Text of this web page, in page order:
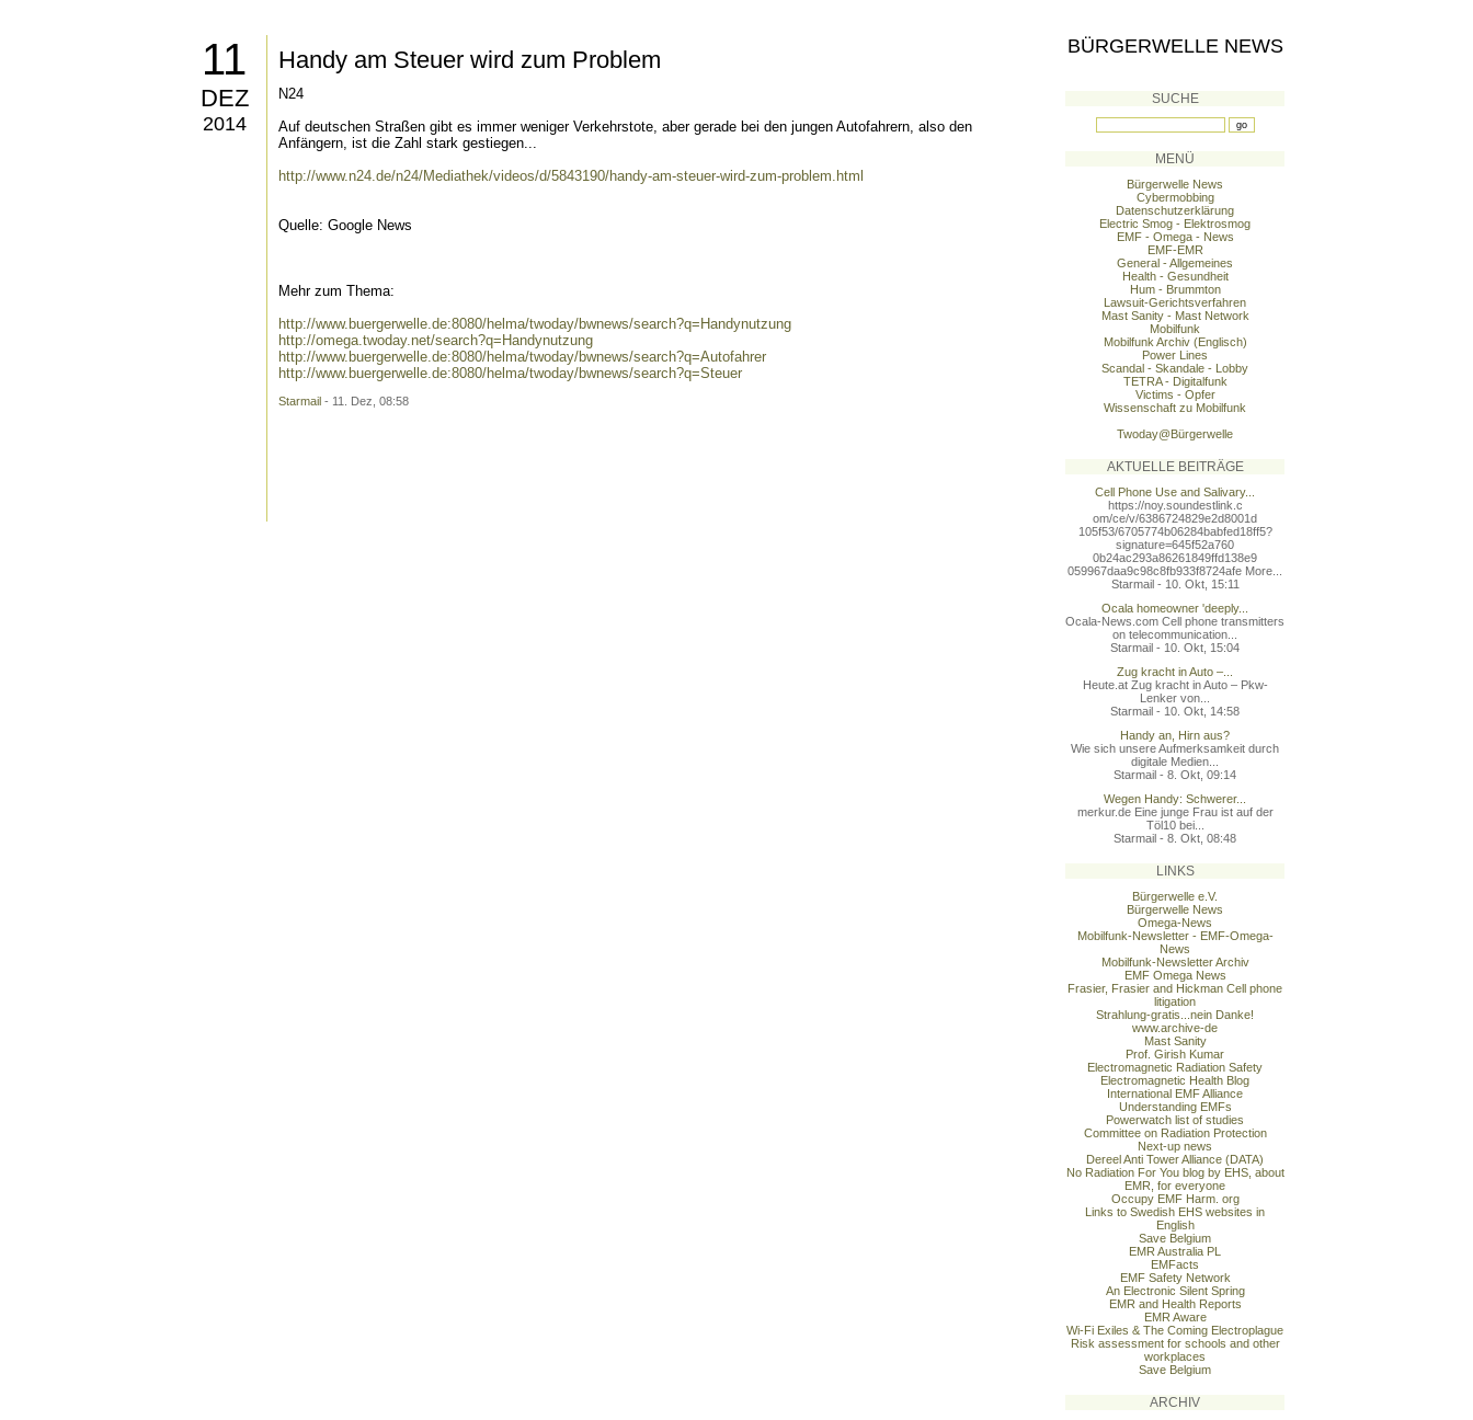
11
DEZ
2014
Handy am Steuer wird zum Problem
N24
Auf deutschen Straßen gibt es immer weniger Verkehrstote, aber gerade bei den jungen Autofahrern, also den
Anfängern, ist die Zahl stark gestiegen...
http://www.n24.de/n24/Mediathek/videos/d/5843190/handy-am-steuer-wird-zum-problem.html
Quelle: Google News
Mehr zum Thema:
http://www.buergerwelle.de:8080/helma/twoday/bwnews/search?q=Handynutzung
http://omega.twoday.net/search?q=Handynutzung
http://www.buergerwelle.de:8080/helma/twoday/bwnews/search?q=Autofahrer
http://www.buergerwelle.de:8080/helma/twoday/bwnews/search?q=Steuer
Starmail - 11. Dez, 08:58
BÜRGERWELLE NEWS
SUCHE
MENÜ
Bürgerwelle News
Cybermobbing
Datenschutzerklärung
Electric Smog - Elektrosmog
EMF - Omega - News
EMF-EMR
General - Allgemeines
Health - Gesundheit
Hum - Brummton
Lawsuit-Gerichtsverfahren
Mast Sanity - Mast Network
Mobilfunk
Mobilfunk Archiv (Englisch)
Power Lines
Scandal - Skandale - Lobby
TETRA - Digitalfunk
Victims - Opfer
Wissenschaft zu Mobilfunk
Twoday@Bürgerwelle
AKTUELLE BEITRÄGE
Cell Phone Use and Salivary...
https://noy.soundestlink.c
om/ce/v/6386724829e2d8001d
105f53/6705774b06284babfed18ff5?
signature=645f52a760
0b24ac293a86261849ffd138e9
059967daa9c98c8fb933f8724afe More...
Starmail - 10. Okt, 15:11
Ocala homeowner 'deeply...
Ocala-News.com Cell phone transmitters
on telecommunication...
Starmail - 10. Okt, 15:04
Zug kracht in Auto –...
Heute.at Zug kracht in Auto – Pkw-
Lenker von...
Starmail - 10. Okt, 14:58
Handy an, Hirn aus?
Wie sich unsere Aufmerksamkeit durch
digitale Medien...
Starmail - 8. Okt, 09:14
Wegen Handy: Schwerer...
merkur.de Eine junge Frau ist auf der
Töl10 bei...
Starmail - 8. Okt, 08:48
LINKS
Bürgerwelle e.V.
Bürgerwelle News
Omega-News
Mobilfunk-Newsletter - EMF-Omega-
News
Mobilfunk-Newsletter Archiv
EMF Omega News
Frasier, Frasier and Hickman Cell phone
litigation
Strahlung-gratis...nein Danke!
www.archive-de
Mast Sanity
Prof. Girish Kumar
Electromagnetic Radiation Safety
Electromagnetic Health Blog
International EMF Alliance
Understanding EMFs
Powerwatch list of studies
Committee on Radiation Protection
Next-up news
Dereel Anti Tower Alliance (DATA)
No Radiation For You blog by EHS, about
EMR, for everyone
Occupy EMF Harm. org
Links to Swedish EHS websites in
English
Save Belgium
EMR Australia PL
EMFacts
EMF Safety Network
An Electronic Silent Spring
EMR and Health Reports
EMR Aware
Wi-Fi Exiles & The Coming Electroplague
Risk assessment for schools and other
workplaces
Save Belgium
ARCHIV